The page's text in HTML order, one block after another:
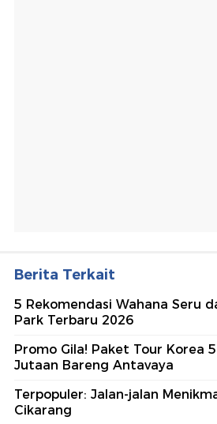
Berita Terkait
5 Rekomendasi Wahana Seru
Park Terbaru 2026
Promo Gila! Paket Tour Korea
Jutaan Bareng Antavaya
Terpopuler: Jalan-jalan
Cikarang